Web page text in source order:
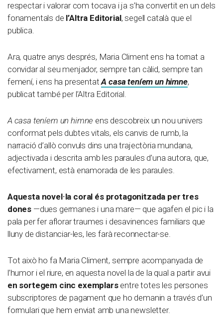
respectar i valorar com tocava i ja s’ha convertit en un dels
fonamentals de l’Altra Editorial, segell català que el
publica.
Ara, quatre anys després, Maria Climent ens ha tornat a
convidar al seu menjador, sempre tan càlid, sempre tan
femení, i ens ha presentatA casa teníem un himne,
publicat també per l’Altra Editorial.
A casa teníem un himne ens descobreix un nou univers
conformat pels dubtes vitals, els canvis de rumb, la
narració d’allò convuls dins una trajectòria mundana,
adjectivada i descrita amb les paraules d’una autora, que,
efectivament, està enamorada de les paraules.
Aquesta novel·la coral és protagonitzada per tres
dones —dues germanes i una mare— que agafen el pic i la
pala per fer aflorar traumes i desavinences familiars que
lluny de distanciar-les, les farà reconnectar-se.
Tot això ho fa Maria Climent, sempre acompanyada de
l’humor i el riure, en aquesta novel·la de la qual a partir avui
en sortegem cinc exemplarsentre totes les persones
subscriptores de pagament que ho demanin a través d’un
formulari que hem enviat amb una newsletter.